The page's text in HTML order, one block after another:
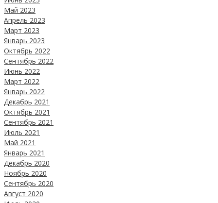
Май 2023
Апрель 2023
Март 2023
Январь 2023
Октябрь 2022
Сентябрь 2022
Июнь 2022
Март 2022
Январь 2022
Декабрь 2021
Октябрь 2021
Сентябрь 2021
Июль 2021
Май 2021
Январь 2021
Декабрь 2020
Ноябрь 2020
Сентябрь 2020
Август 2020